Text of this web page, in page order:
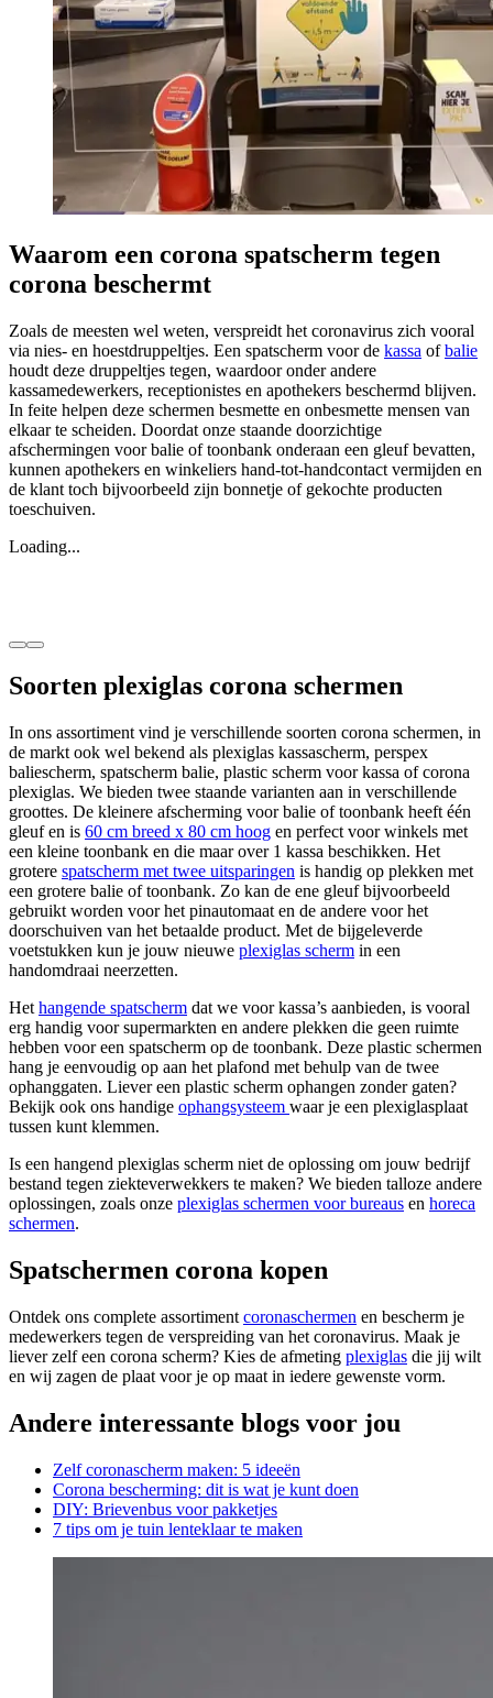
Waarom een corona spatscherm tegen
corona beschermt
Zoals de meesten wel weten, verspreidt het coronavirus zich vooral
via nies- en hoestdruppeltjes. Een spatscherm voor de kassa ofbalie
houdt deze druppeltjes tegen, waardoor onder andere
kassamedewerkers, receptionistes en apothekers beschermd blijven.
In feite helpen deze schermen besmette en onbesmette mensen van
elkaar te scheiden. Doordat onze staande doorzichtige
afschermingen voor balie of toonbank onderaan een gleuf bevatten,
kunnen apothekers en winkeliers hand-tot-handcontact vermijden en
de klant toch bijvoorbeeld zijn bonnetje of gekochte producten
toeschuiven.
Loading...
Soorten plexiglas corona schermen
In ons assortiment vind je verschillende soorten corona schermen, in
de markt ook wel bekend als plexiglas kassascherm, perspex
baliescherm, spatscherm balie, plastic scherm voor kassa of corona
plexiglas. We bieden twee staande varianten aan in verschillende
groottes. De kleinere afscherming voor balie of toonbank heeft één
gleuf en is 60 cm breed x 80 cm hoog en perfect voor winkels met
een kleine toonbank en die maar over 1 kassa beschikken. Het
grotere spatscherm met twee uitsparingen is handig op plekken met
een grotere balie of toonbank. Zo kan de ene gleuf bijvoorbeeld
gebruikt worden voor het pinautomaat en de andere voor het
doorschuiven van het betaalde product. Met de bijgeleverde
voetstukken kun je jouw nieuwe plexiglas scherm in een
handomdraai neerzetten.
Het hangende spatscherm dat we voor kassa’s aanbieden, is vooral
erg handig voor supermarkten en andere plekken die geen ruimte
hebben voor een spatscherm op de toonbank. Deze plastic schermen
hang je eenvoudig op aan het plafond met behulp van de twee
ophanggaten. Liever een plastic scherm ophangen zonder gaten?
Bekijk ook ons handige ophangsysteem waar je een plexiglasplaat
tussen kunt klemmen.
Is een hangend plexiglas scherm niet de oplossing om jouw bedrijf
bestand tegen ziekteverwekkers te maken? We bieden talloze andere
oplossingen, zoals onze plexiglas schermen voor bureaus en horeca
schermen.
Spatschermen corona kopen
Ontdek ons complete assortiment coronaschermen en bescherm je
medewerkers tegen de verspreiding van het coronavirus. Maak je
liever zelf een corona scherm? Kies de afmeting plexiglas die jij wilt
en wij zagen de plaat voor je op maat in iedere gewenste vorm.
Andere interessante blogs voor jou
Zelf coronascherm maken: 5 ideeën
Corona bescherming: dit is wat je kunt doen
DIY: Brievenbus voor pakketjes
7 tips om je tuin lenteklaar te maken